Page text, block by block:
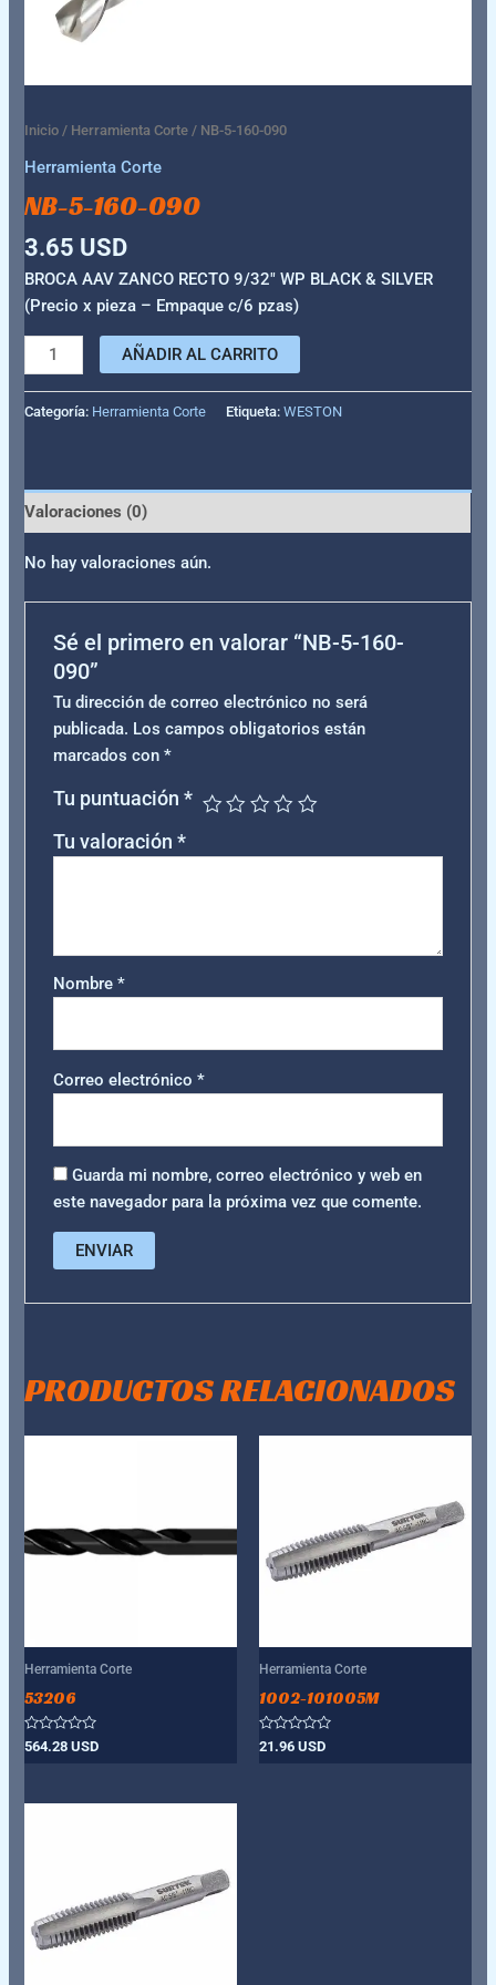
Inicio / Herramienta Corte / NB-5-160-090
Herramienta Corte
NB-5-160-090
3.65 USD
BROCA AAV ZANCO RECTO 9/32″ WP BLACK & SILVER
(Precio x pieza – Empaque c/6 pzas)
AÑADIR AL CARRITO
Categoría: Herramienta Corte Etiqueta:WESTON
Valoraciones (0)
No hay valoraciones aún.
Sé el primero en valorar “NB-5-160-
090”
Tu dirección de correo electrónico no será
publicada. Los campos obligatorios están
marcados con *
Tu puntuación *
Tu valoración *
Nombre *
Correo electrónico *
Guarda mi nombre, correo electrónico y web en
este navegador para la próxima vez que comente.
PRODUCTOS RELACIONADOS
Herramienta Corte
53206
Valorado
con
564.28USD
Herramienta Corte
1002-101005M
Valorado
con
21.96 USD